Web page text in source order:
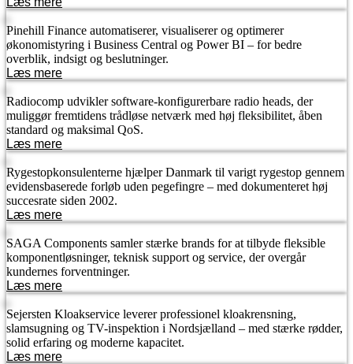
Pinehill Finance automatiserer, visualiserer og optimerer
økonomistyring i Business Central og Power BI – for bedre
overblik, indsigt og beslutninger.
Læs mere
Radiocomp udvikler software-konfigurerbare radio heads, der
muliggør fremtidens trådløse netværk med høj fleksibilitet, åben
standard og maksimal QoS.
Læs mere
Rygestopkonsulenterne hjælper Danmark til varigt rygestop gennem
evidensbaserede forløb uden pegefingre – med dokumenteret høj
succesrate siden 2002.
Læs mere
SAGA Components samler stærke brands for at tilbyde fleksible
komponentløsninger, teknisk support og service, der overgår
kundernes forventninger.
Læs mere
Sejersten Kloakservice leverer professionel kloakrensning,
slamsugning og TV-inspektion i Nordsjælland – med stærke rødder,
solid erfaring og moderne kapacitet.
Læs mere